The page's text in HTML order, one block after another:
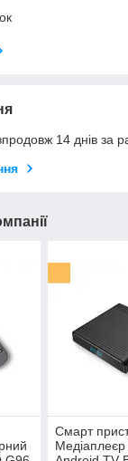
14 днів за
Смарт
Медіаплеєр